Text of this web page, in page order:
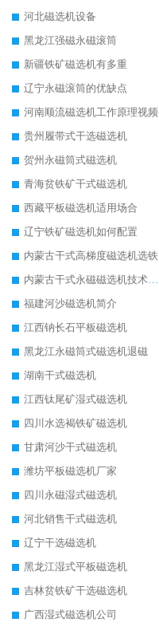
河北磁选机设备
黑龙江强磁永磁滚筒
新疆铁矿磁选机有多重
辽宁永磁滚筒的优缺点
河南顺流磁选机工作原理视频
贵州履带式干选磁选机
贺州永磁筒式磁选机
青海贫铁矿干式磁选机
西藏平板磁选机适用场合
辽宁铁矿磁选机如何配置
内蒙古干式高梯度磁选机选铁
内蒙古干式永磁磁选机技术要求
福建河沙磁选机简介
江西钠长石平板磁选机
黑龙江永磁筒式磁选机退磁
湖南干式磁选机
江西钛尾矿湿式磁选机
四川水选褐铁矿磁选机
甘肃河沙干式磁选机
潍坊平板磁选机厂家
四川永磁湿式磁选机
河北销售干式磁选机
辽宁干选磁选机
黑龙江湿式平板磁选机
吉林贫铁矿干选磁选机
广西湿式磁选机公司